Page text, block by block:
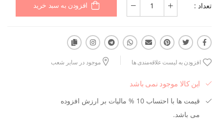
تعداد : افزودن به سبد خرید
افزودن به لیست علاقه‌مندی ها موجود در سایر شعب
این کالا موجود نمی باشد
قیمت ها با احتساب 10 % مالیات بر ارزش افزوده
می باشد.